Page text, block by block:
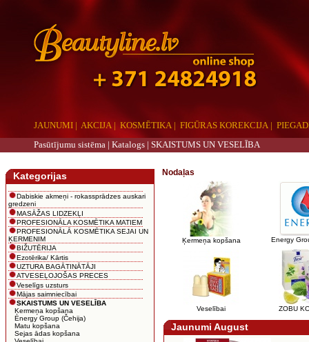
JAUNUMI | AKCIJA | KOSMĒTIKA | FIGŪRAS KOREKCIJA|
Pasūtījumu sistēma | Katalogs | SKAISTUMS UN VESELĪBA
Kategorijas
Dabiskie akmeņi - rokassprādzes auskari
gredzeni
MASĀŽAS LIDZEKĻI
PROFESIONĀLA KOSMĒTIKA MATIEM
PROFESIONĀLĀ KOSMĒTIKA SEJAI UN
ĶERMENIM
BIŽUTĒRIJA
Ezotērika/ Kārtis
UZTURA BAGĀTINĀTĀJI
ATVESEĻOJOŠAS PRECES
Veselīgs uzsturs
Mājas saimniecībai
SKAISTUMS UN VESELĪBA
Ķermeņa kopšana
Energy Group (Čehija)
Matu kopšana
Sejas ādas kopšana
Nodaļas
Ķermeņa kopšana Energy
Veselībai ZOBU
Jaunumi August